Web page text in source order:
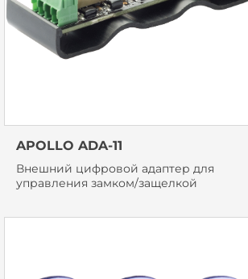
APOLLO ADA-11
Внешний цифровой адаптер для
управления замком/защелкой